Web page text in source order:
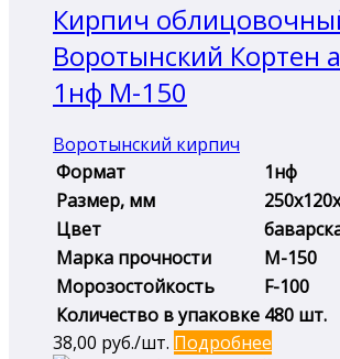
Кирпич
Воротынский Кортен
1нф М-150
Воротынский кирпич
Формат
1нф
Размер, мм
Цвет
Марка прочности
М-150
Морозостойкость
F-100
Количество в упаковке 480 шт.
38,00 руб./шт. Подробнее